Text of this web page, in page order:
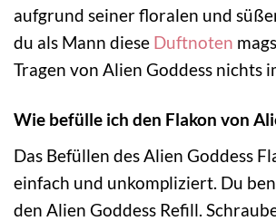
aufgrund seiner floralen und
du als Mann diese Duftnoten
Tragen von Alien Goddess nichts
Wie befülle ich den Flakon von
Das Befüllen des Alien Goddess
einfach und unkompliziert. Du
den Alien Goddess Refill.